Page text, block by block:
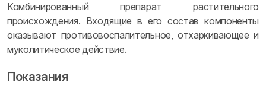
Комбинированный препарат растительного
происхождения. Входящие в его состав компоненты
оказывают противовоспалительное, отхаркивающее и
муколитическое действие.
Показания